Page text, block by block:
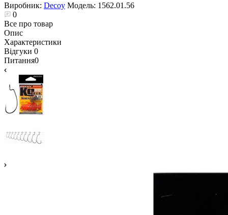
Виробник: Decoy Модель: 1562.01.56
0
Все про товар
Опис
Характеристики
Відгуки 0
Питання0